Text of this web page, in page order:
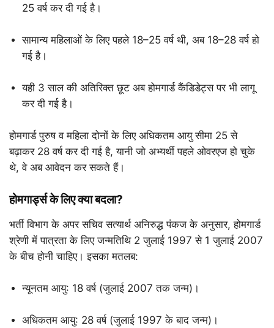
25 वर्ष कर दी गई है।
सामान्य महिलाओं के लिए पहले 18–25 वर्ष थी, अब 18–28 वर्ष हो
गई है।
यही 3 साल की अतिरिक्त छूट अब होमगार्ड कैंडिडेट्स पर भी लागू
कर दी गई है।
होमगार्ड पुरुष व महिला दोनों के लिए अधिकतम आयु सीमा 25 से
बढ़ाकर 28 वर्ष कर दी गई है, यानी जो अभ्यर्थी पहले ओवरएज हो चुके
थे, वे अब आवेदन कर सकते हैं।
होमगार्ड्स के लिए क्या बदला?
भर्ती विभाग के अपर सचिव सत्यार्थ अनिरुद्ध पंकज के अनुसार, होमगार्ड
श्रेणी में पात्रता के लिए जन्मतिथि 2 जुलाई 1997 से 1 जुलाई 2007
के बीच होनी चाहिए। इसका मतलब:
न्यूनतम आयु: 18 वर्ष (जुलाई 2007 तक जन्म)।
अधिकतम आयु: 28 वर्ष (जुलाई 1997 के बाद जन्म)।